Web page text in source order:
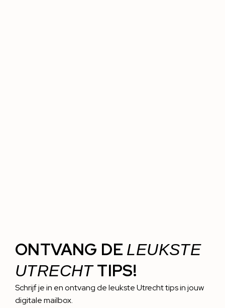
ONTVANG DE LEUKSTE
UTRECHTTIPS!
Schrijf je in en ontvang de leukste Utrecht tips in jouw
digitale mailbox.